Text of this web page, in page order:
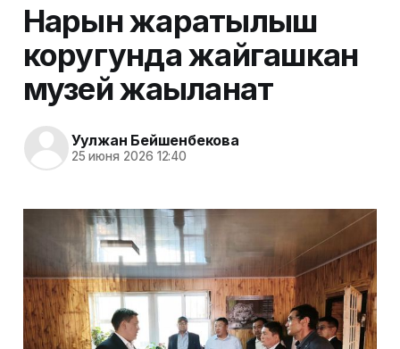
Нарын жаратылыш
коругунда жайгашкан
музей жаңыланат
Уулжан Бейшенбекова
25 июня 2026 12:40